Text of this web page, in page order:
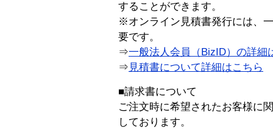
することができます。
※オンライン見積書発行には、
要です。
⇒一般法人会員（BizID）の詳細
⇒ 見積書について詳細はこちら
■請求書について
ご注文時に希望されたお客様に
しております。